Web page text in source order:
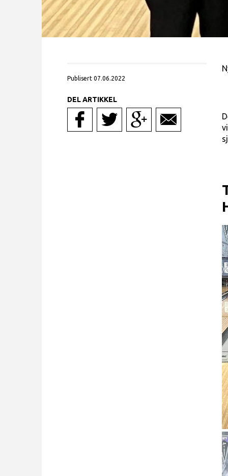
Publisert 07.06.2022
DEL ARTIKKEL